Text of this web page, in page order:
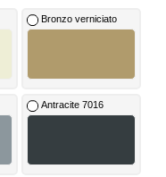
Bronzo verniciato
Antracite 7016